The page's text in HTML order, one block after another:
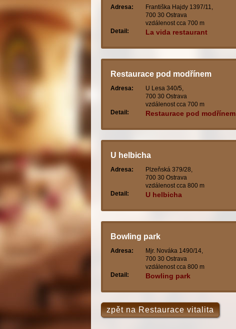
Adresa:
Františka Hajdy 1397/11,
700 30 Ostrava
vzdálenost cca 700 m
Detail:
La vida restaurant
Restaurace pod modřínem
Adresa:
U Lesa 340/5,
700 30 Ostrava
vzdálenost cca 700 m
Detail:
Restaurace pod modřínem
U helbicha
Adresa:
Plzeňská 379/28,
700 30 Ostrava
vzdálenost cca 800 m
Detail:
U helbicha
Bowling park
Adresa:
Mjr. Nováka 1490/14,
700 30 Ostrava
vzdálenost cca 800 m
Detail:
Bowling park
zpět na Restaurace vitalita